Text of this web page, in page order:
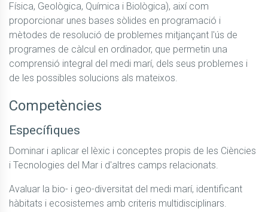
Física, Geològica, Química i Biològica), així com
proporcionar unes bases sòlides en programació i
mètodes de resolució de problemes mitjançant l'ús de
programes de càlcul en ordinador, que permetin una
comprensió integral del medi marí, dels seus problemes i
de les possibles solucions als mateixos.
Competències
Específiques
Dominar i aplicar el lèxic i conceptes propis de les Ciències
i Tecnologies del Mar i d'altres camps relacionats.
Avaluar la bio- i geo-diversitat del medi marí, identificant
hàbitats i ecosistemes amb criteris multidisciplinars.